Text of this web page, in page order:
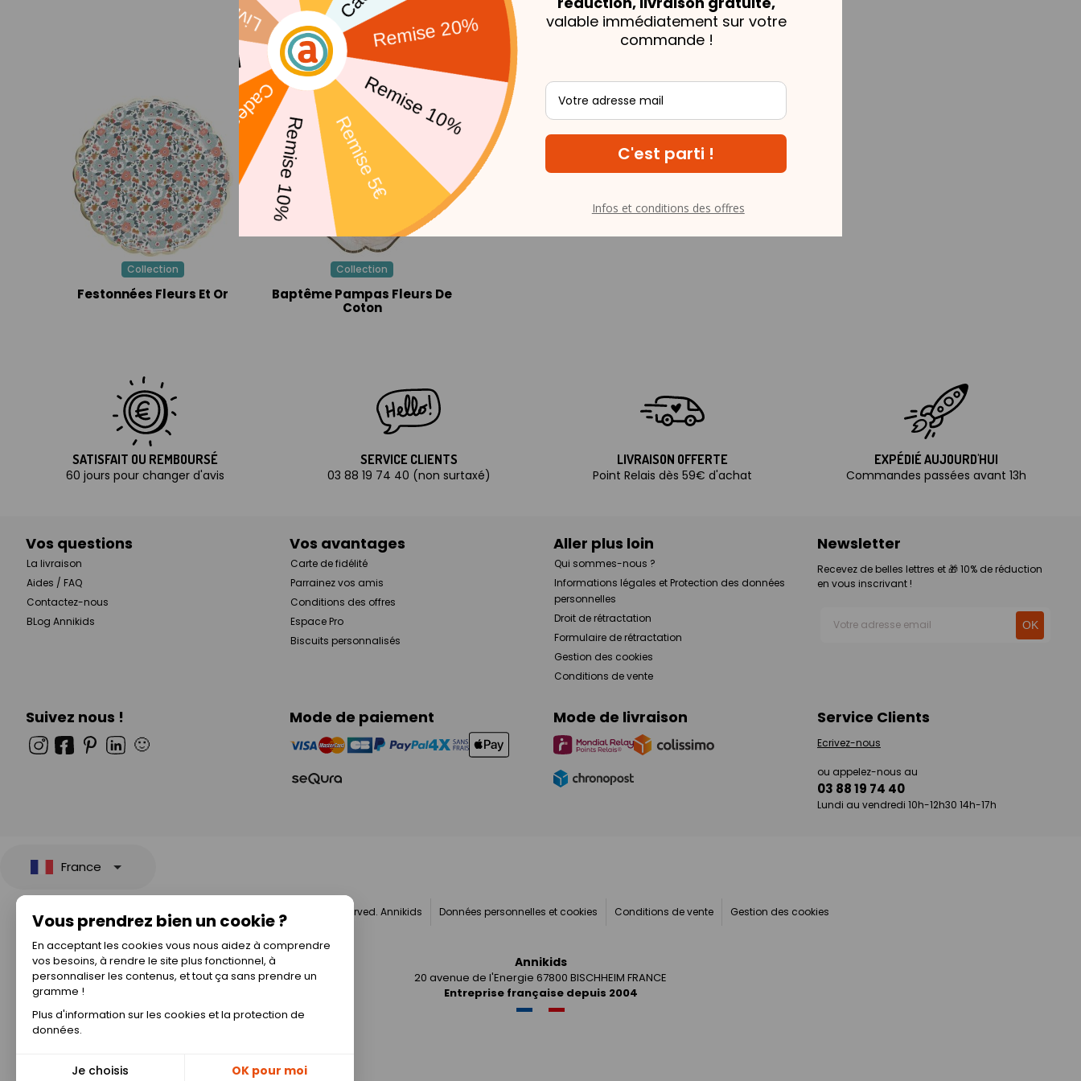
THÈMES ASSOCIÉS
Collection
Festonnées Fleurs Et Or
Collection
Baptême Pampas Fleurs De
Coton
SATISFAIT OU REMBOURSÉ
60 jours pour changer d'avis
SERVICE CLIENTS
03 88 19 74 40 (non surtaxé)
LIVRAISON OFFERTE
Point Relais dès 59€ d'achat
EXPÉDIÉ AUJOURD'HUI
Commandes passées avant 13h
Vos questions
La livraison
Aides / FAQ
Contactez-nous
BLog Annikids
Vos avantages
Carte de fidélité
Parrainez vos amis
Conditions des offres
Espace Pro
Biscuits personnalisés
Aller plus loin
Qui sommes-nous ?
Informations légales et Protection des données
personnelles
Droit de rétractation
Formulaire de rétractation
Gestion des cookies
Conditions de vente
Newsletter
Recevez de belles lettres et 🎁 10% de réduction
en vous inscrivant !
Suivez nous !
🙂
Mode de paiement Mode de livraison Service Clients
Ecrivez-nous
ou appelez-nous au
03 88 19 74 40
Lundi au vendredi 10h-12h30 14h-17h
Vous prendrez bien un cookie ?
En acceptant les cookies vous nous aidez à comprendre
vos besoins, à rendre le site plus fonctionnel, à
personnaliser les contenus, et tout ça sans prendre un
gramme !
Plus d'information sur les cookies et la protection de
données.
Je choisis OK pour moi
France
© 2026 All rights reserved. Annikids Données personnelles et cookies Conditions de vente Gestion des cookies
Annikids
20 avenue de l'Energie 67800 BISCHHEIM FRANCE
Entreprise française depuis 2004
valable immédiatement sur votre
commande !
Infos et conditions des offres